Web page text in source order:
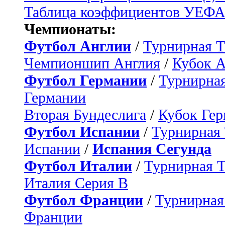
Таблица коэффициентов УЕФА
Чемпионаты:
Футбол Англии / Турнирная
Чемпионшип Англия / Кубок
Футбол Германии /
Германии
Вторая Бундеслига / Кубок
Футбол Испании / Турнирная
Испании / Испания Сегунда
Футбол Италии / Турнирная
Италия Серия B
Футбол Франции /
Франции